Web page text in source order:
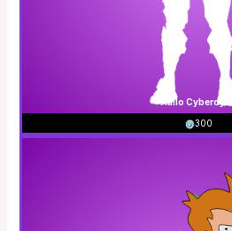
Hallo Cyberdyne
300